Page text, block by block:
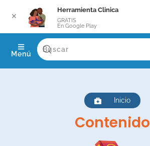
Menú
Inicio
Contenido
✕
Herramienta Clinica
GRATIS
En Google Play